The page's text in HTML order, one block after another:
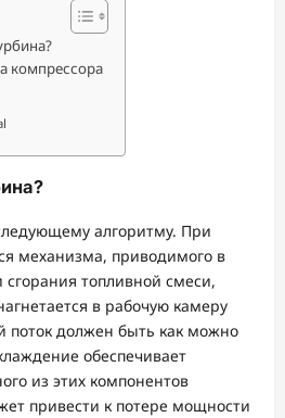
компрессора
алгоритму. При
механизма, приводимого в
топливной смеси,
в рабочую камеру
поток должен быть как можно
обеспечивает
из этих компонентов
привести к потере мощности